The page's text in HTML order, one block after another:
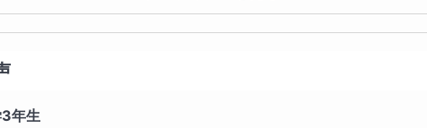
す。説明等は先生が手元の用紙に書きながら行い、それがリア
ます。対面時の指導では、先生がお子様の隣で、用紙に色々と
年生